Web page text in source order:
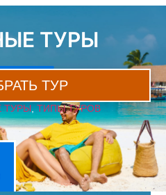
ТУРЫ
ТУР
ТУРЫ,ТИПЫ ТУРОВ